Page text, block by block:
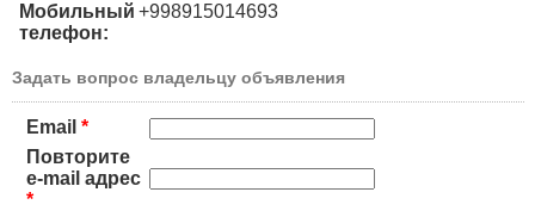
Мобильный
телефон:
+998915014693
Задать вопрос владельцу объявления
Email *
Повторите
e-mail адрес
*